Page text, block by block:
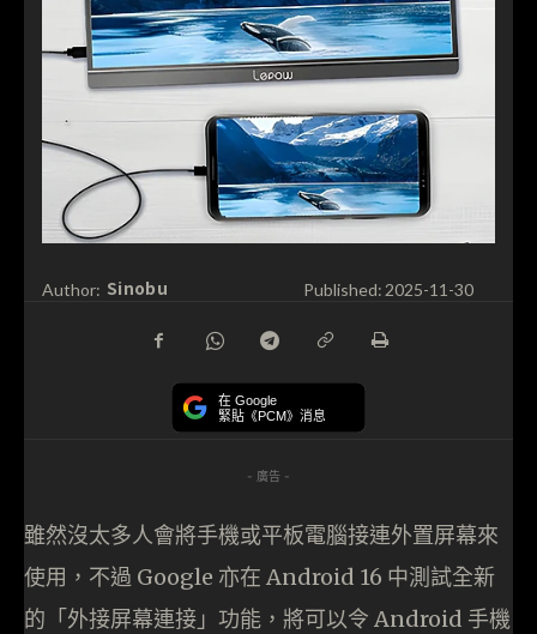
Author: Sinobu Published: 2025-11-30
在 Google
緊貼《PCM》消息
- 廣告 -
雖然沒太多人會將手機或平板電腦接連外置屏幕來
使用，不過 Google 亦在 Android 16 中測試全新
的「外接屏幕連接」功能，將可以令 Android 手機